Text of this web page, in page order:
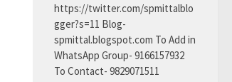
https://twitter.com/spmittalblo
gger?s=11 Blog-
spmittal.blogspot.com To Add in
WhatsApp Group- 9166157932
To Contact- 9829071511